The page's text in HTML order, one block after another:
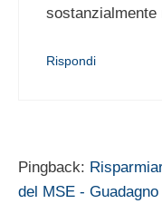
sostanzialmente
Rispondi
Pingback:
del MSE -